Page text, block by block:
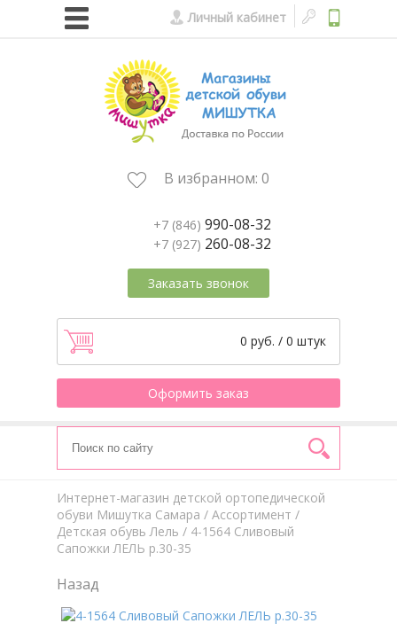
Личный кабинет
В избранном: 0
+7 (846) 990-08-32
+7 (927) 260-08-32
Заказать звонок
0 руб. / 0 штук
Оформить заказ
Интернет-магазин детской ортопедической
обуви Мишутка Самара / Aссортимент /
Детская обувь Лель / 4-1564 Сливовый
Сапожки ЛЕЛЬ р.30-35
Назад